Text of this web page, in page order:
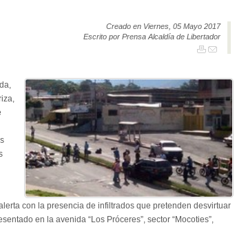
Creado en Viernes, 05 Mayo 2017
Escrito por Prensa Alcaldía de Libertador
con la presencia de infiltrados que pretenden desvirtuar
en la avenida “Los Próceres”, sector “Mocoties”,